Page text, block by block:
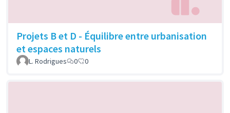
Projets B et D - Équilibre entre urbanisation
et espaces naturels
L. Rodrigues 0 0